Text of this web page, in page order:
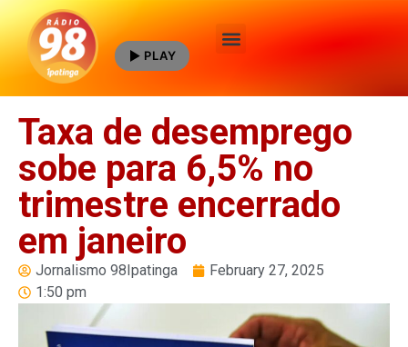
PLAY
Taxa de desemprego
sobe para 6,5% no
trimestre encerrado
em janeiro
Jornalismo 98Ipatinga
February 27, 2025
1:50 pm